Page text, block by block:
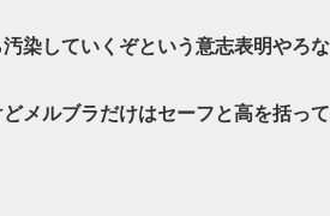
染していくぞという意志表明やろな
メルブラだけはセーフと高を括って